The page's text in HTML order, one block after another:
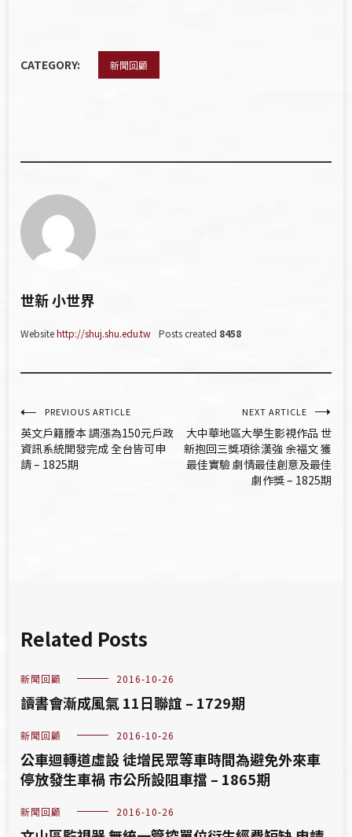
CATEGORY: 新聞回顧
世新 小世界
Websitehttp://shuj.shu.edu.tw Posts created 8458
文
章
導
PREVIOUS ARTICLE
英文戶籍謄本 調漲為150元戶政
資訊系統開發完成 全台皆可申
請 – 1825期
NEXT ARTICLE
大中華地區大學生影視作品 世
新抱回三獎項徐漢強 余福文 獲
最佳實驗 劇情最佳創意及最佳
劇作獎 – 1825期
Related Posts
新聞回顧 2016-10-26
讀書會漸成風氣 11日聯誼 – 1729期
新聞回顧 2016-10-26
公車迴轉道虛設 徒增民眾等車時間為避免外來車
停放發生車禍 市公所設阻車擋 – 1865期
新聞回顧 2016-10-26